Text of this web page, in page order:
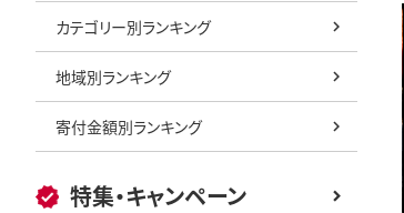
カテゴリー別ランキング
地域別ランキング
寄付金額別ランキング
特集・キャンペーン